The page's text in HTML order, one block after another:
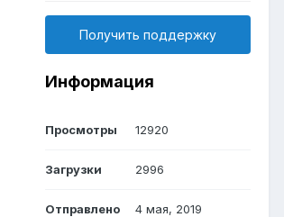
Получить поддержку
Информация
Просмотры 12920
Загрузки 2996
Отправлено 4 мая, 2019